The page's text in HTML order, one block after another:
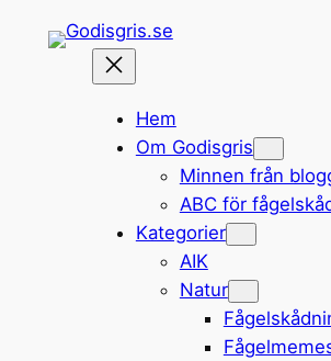
Hem
Om Godisgris
Minnen från
ABC för
Kategorier
AIK
Natur